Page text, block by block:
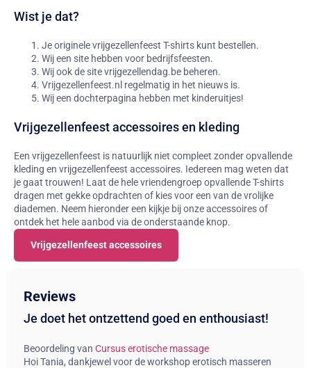
Wist je dat?
Je originele vrijgezellenfeest T-shirts kunt bestellen.
Wij een site hebben voor bedrijfsfeesten.
Wij ook de site vrijgezellendag.be beheren.
Vrijgezellenfeest.nl regelmatig in het nieuws is.
Wij een dochterpagina hebben met kinderuitjes!
Vrijgezellenfeest accessoires en kleding
Een vrijgezellenfeest is natuurlijk niet compleet zonder opvallende
kleding en vrijgezellenfeest accessoires. Iedereen mag weten dat
je gaat trouwen! Laat de hele vriendengroep opvallende T-shirts
dragen met gekke opdrachten of kies voor een van de vrolijke
diademen. Neem hieronder een kijkje bij onze accessoires of
ontdek het hele aanbod via de onderstaande knop.
Vrijgezellenfeest accessoires
Reviews
Je doet het ontzettend goed en enthousiast!
Beoordeling van Cursus erotische massage
Hoi Tania, dankjewel voor de workshop erotisch masseren